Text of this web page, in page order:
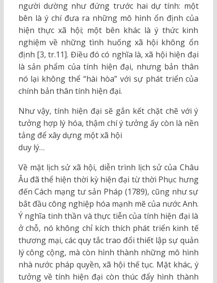
người dường như đứng trước hai dự tính: một
bên là ý chí đưa ra những mô hình ổn định của
hiện thực xã hội; một bên khác là ý thức kinh
nghiệm về những tình huống xã hội không ổn
định [3, tr.11]. Điều đó có nghĩa là, xã hội hiện đại
là sản phẩm của tính hiện đại, nhưng bản thân
nó lại không thể “hài hòa” với sự phát triển của
chính bản thân tính hiện đại.
Như vậy, tính hiện đại sẽ gắn kết chặt chẽ với ý
tưởng hợp lý hóa, thậm chí ý tưởng ấy còn là nền
tảng để xây dựng một xã hội
duy lý…
Về mặt lịch sử xã hội, diễn trình lịch sử của Châu
Âu đã thể hiện thời kỳ hiện đại từ thời Phục hưng
đến Cách mạng tư sản Pháp (1789), cũng như sự
bắt đầu công nghiệp hóa mạnh mẽ của nước Anh.
Ý nghĩa tinh thần và thực tiễn của tính hiện đại là
ở chỗ, nó không chỉ kích thích phát triển kinh tế
thương mại, các quy tắc trao đổi thiết lập sự quản
lý công cộng, mà còn hình thành những mô hình
nhà nước pháp quyền, xã hội thế tục. Mặt khác, ý
tưởng về tính hiện đại còn thúc đẩy hình thành